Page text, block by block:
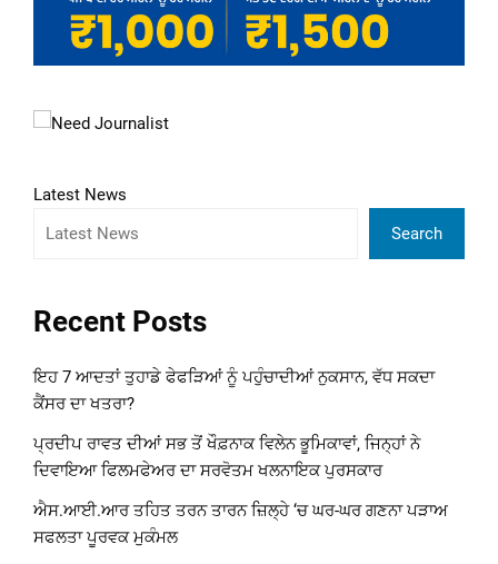
Latest News
Search
Recent Posts
ਇਹ 7 ਆਦਤਾਂ ਤੁਹਾਡੇ ਫੇਫੜਿਆਂ ਨੂੰ ਪਹੁੰਚਾਦੀਆਂ ਨੁਕਸਾਨ, ਵੱਧ ਸਕਦਾ
ਕੈਂਸਰ ਦਾ ਖਤਰਾ?
ਪ੍ਰਦੀਪ ਰਾਵਤ ਦੀਆਂ ਸਭ ਤੋਂ ਖੌਫ਼ਨਾਕ ਵਿਲੇਨ ਭੂਮਿਕਾਵਾਂ, ਜਿਨ੍ਹਾਂ ਨੇ
ਦਿਵਾਇਆ ਫਿਲਮਫੇਅਰ ਦਾ ਸਰਵੋਤਮ ਖਲਨਾਇਕ ਪੁਰਸਕਾਰ
ਐਸ.ਆਈ.ਆਰ ਤਹਿਤ ਤਰਨ ਤਾਰਨ ਜ਼ਿਲ੍ਹੇ ‘ਚ ਘਰ-ਘਰ ਗਣਨਾ ਪੜਾਅ
ਸਫਲਤਾ ਪੂਰਵਕ ਮੁਕੰਮਲ